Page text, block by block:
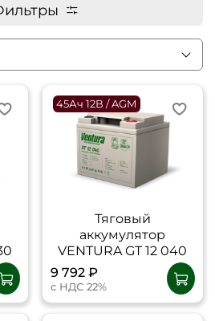
45Ач 12В / AGM
Тяговый
аккумулятор
VENTURA GT 12 040
9 792 ₽
с НДС 22%